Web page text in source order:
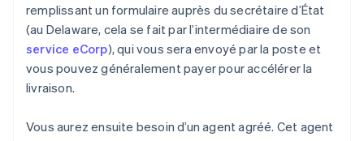
remplissant un formulaire auprès du secrétaire d’État
(au Delaware, cela se fait par l’intermédiaire de son
service eCorp), qui vous sera envoyé par la poste et
vous pouvez généralement payer pour accélérer la
livraison.
Vous aurez ensuite besoin d’un agent agréé. Cet agent